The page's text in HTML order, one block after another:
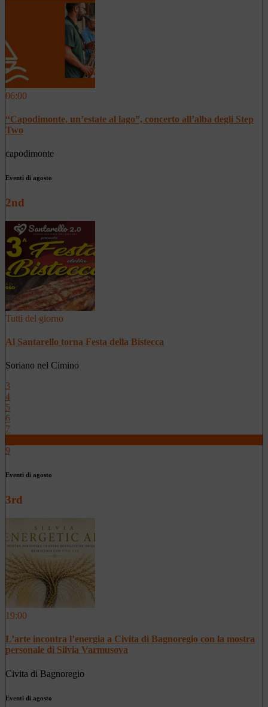
06:00
“Capodimonte, un’estate al lago”, concerto all’alba degli Step
Two
capodimonte
Eventi di agosto
2nd
Tutti del giorno
Al Santarello torna Festa della Bistecca
Soriano nel Cimino
3
4
5
6
7
9
Eventi di agosto
3rd
19:00
L’arte incontra l’energia a Civita di Bagnoregio con la mostra
personale di Silvia Varmusova
Civita di Bagnoregio
Eventi di agosto